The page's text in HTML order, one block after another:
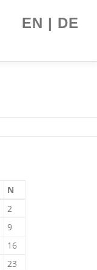
EN | DE
N
2
9
16
23